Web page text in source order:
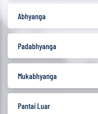
Abhyanga
Padabhyanga
Mukabhyanga
Pantai Luar